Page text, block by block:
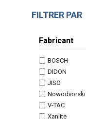
FILTRER PAR
Fabricant
BOSCH
DIDON
JISO
Nowodvorski
V-TAC
Xanlite